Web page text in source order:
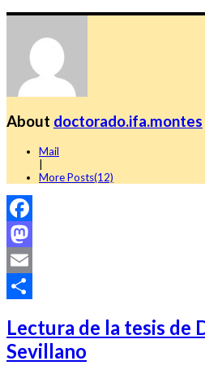
About doctorado.ifa.montes
Mail
More Posts(12)
Facebook
Mastodon
Email
Lectura de la tesis de
Sevillano